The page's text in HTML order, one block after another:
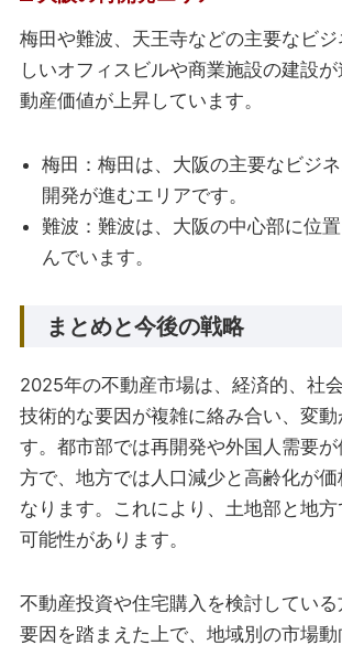
梅田や難波、天王寺などの主要なビ
しいオフィスビルや商業施設の建設
動産価値が上昇しています。
梅田：梅田は、大阪の主要なビジ
開発が進むエリアです。
難波：難波は、大阪の中心部に位
んでいます。
まとめと今後の戦略
2025年の不動産市場は、経済的、社
技術的な要因が複雑に絡み合い、変動
す。都市部では再開発や外国人需要
方で、地方では人口減少と高齢化が価
なります。これにより、土地部と地
可能性があります。
不動産投資や住宅購入を検討してい
要因を踏まえた上で、地域別の市場